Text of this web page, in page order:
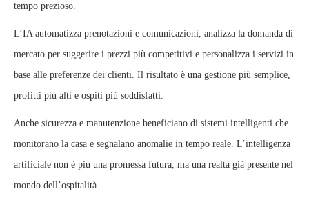
tempo prezioso.
L’IA automatizza prenotazioni e comunicazioni, analizza la domanda di
mercato per suggerire i prezzi più competitivi e personalizza i servizi in
base alle preferenze dei clienti. Il risultato è una gestione più semplice,
profitti più alti e ospiti più soddisfatti.
Anche sicurezza e manutenzione beneficiano di sistemi intelligenti che
monitorano la casa e segnalano anomalie in tempo reale. L’intelligenza
artificiale non è più una promessa futura, ma una realtà già presente nel
mondo dell’ospitalità.